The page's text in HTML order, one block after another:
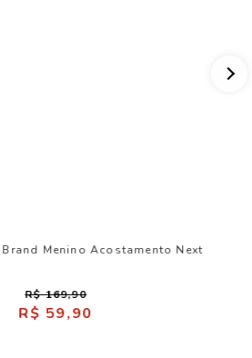
Menino Acostamento Next
R$ 149,90
49,90